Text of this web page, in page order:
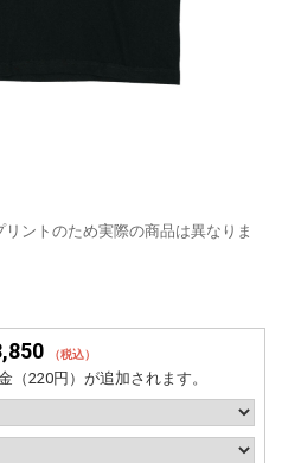
ントのため実際の商品は異なりま
（税込）
220円）が追加されます。